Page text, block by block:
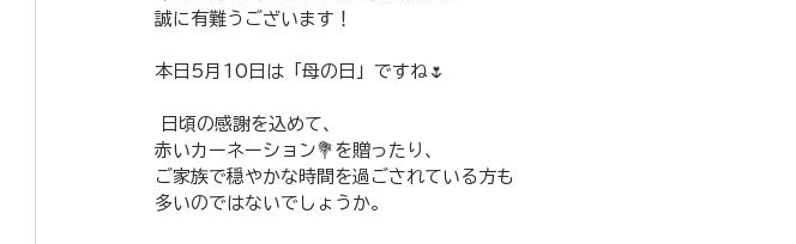
誠に有難うございます！
本日5月10日は「母の日」ですね🌷
日頃の感謝を込めて、
赤いカーネーション💐を贈ったり、
ご家族で穏やかな時間を過ごされている方も
多いのではないでしょうか。